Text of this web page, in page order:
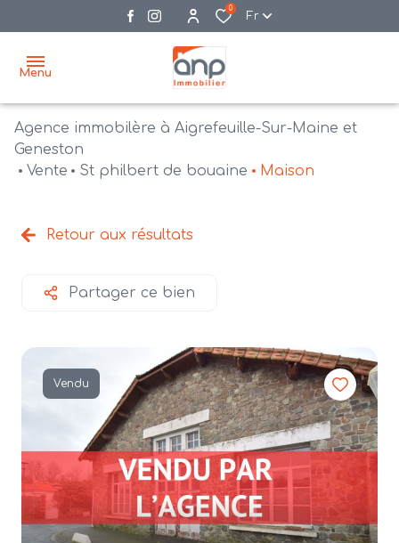
0
Fr
Menu
accueil
vente
agences
estimation
mail
contact
Agence immobilère à Aigrefeuille-Sur-Maine et
Geneston
Vente
St philbert de bouaine Maison
Retour aux résultats
Partager ce bien
Vendu